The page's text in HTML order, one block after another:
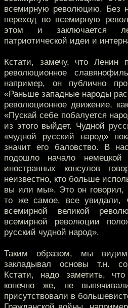
всемирную революцию. Без
переход во всемирную
этом и заключается
патриотической идеи и
Кстати, замечу, что Ленин
революционное
например, он публично
«Раньше западные народы
революционное движение,
«Пускай себе побалуется
из этого выйдет. Чудной
«чудной русский народ»
значит его баловство. В
подошло начало
иностранных консулов
неизвестно, кто больше
вы или мы». Это он говорил,
то же самое, все увидали,
всемирной великой
всемирной революции
русский чудной народ».
Таким образом, мы
закладывал основы т.н.
Кстати, надо заметить,
конечно же, не
присутствовали в